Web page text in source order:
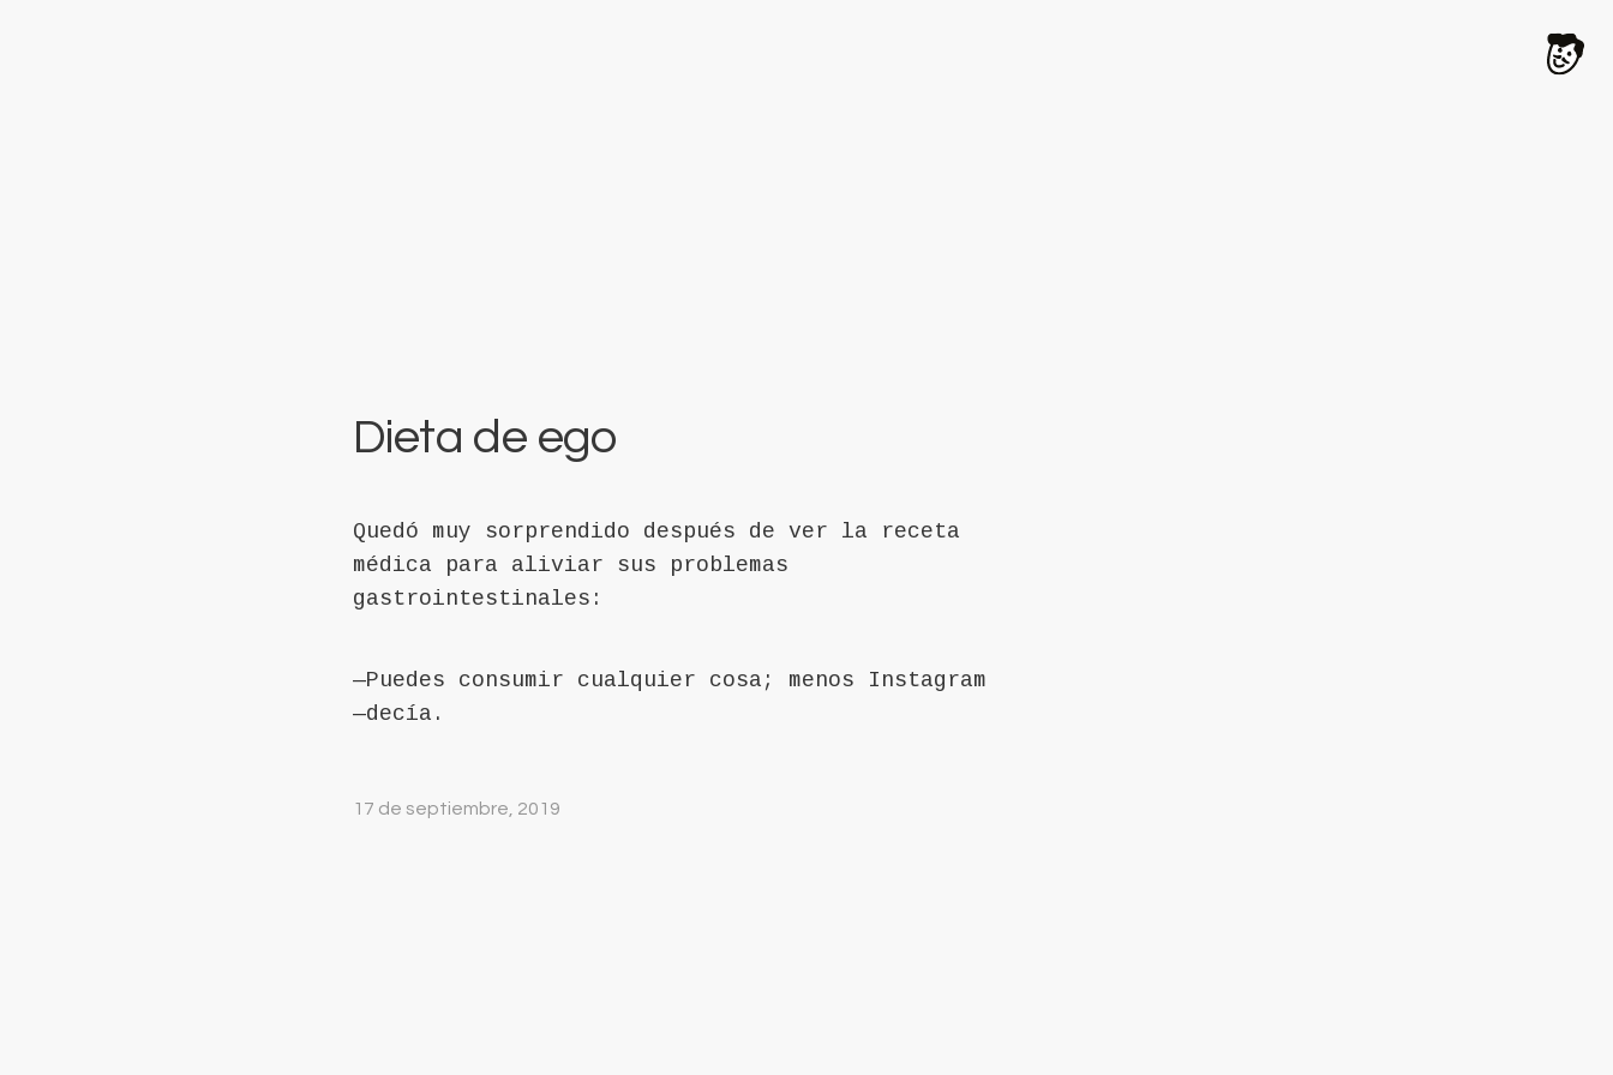
Dieta de ego
Quedó muy sorprendido después de ver la receta
médica para aliviar sus problemas
gastrointestinales:
—Puedes consumir cualquier cosa; menos Instagram
—decía.
17 de septiembre, 2019